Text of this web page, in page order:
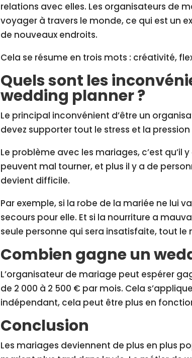
relations avec elles. Les organisateurs de
voyager à travers le monde, ce qui est un
de nouveaux endroits.
Cela se résume en trois mots : créativité,
Quels sont les
wedding planner ?
Le principal inconvénient d’être un
devez supporter tout le stress et la
Le problème avec les mariages, c’est qu’il
peuvent mal tourner, et plus il y a de
devient difficile.
Par exemple, si la robe de la mariée ne lui
secours pour elle. Et si la nourriture a
seule personne qui sera insatisfaite, tout
Combien gagne un
L’organisateur de mariage peut espérer
de 2 000 à 2 500 € par mois. Cela s’applique
indépendant, cela peut être plus en
Conclusion
Les mariages deviennent de plus en plus